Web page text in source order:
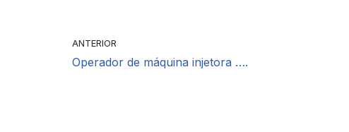
ANTERIOR
Operador de máquina injetora ….